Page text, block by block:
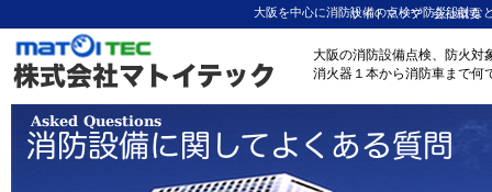
大阪を中心に消防設備の点検や防災設計な
会社概要
サイトマップ
大阪の消防設備点検、防火対
消火器１本から消防車まで何